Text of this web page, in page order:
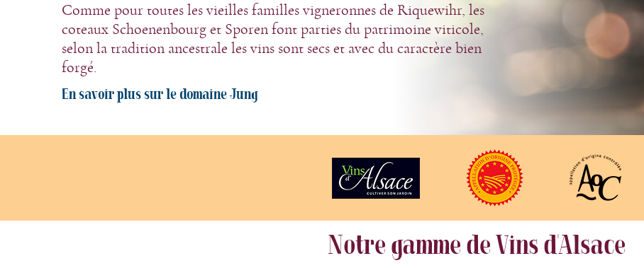
Comme pour toutes les vieilles familles vigneronnes de Riquewihr, les
coteaux Schoenenbourg et Sporen font parties du patrimoine viticole,
selon la tradition ancestrale les vins sont secs et avec du caractère bien
forgé.
En savoir plus sur le domaine Jung
Notre gamme de Vins d'Alsace